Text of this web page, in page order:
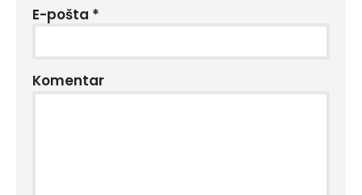
E-pošta *
Komentar